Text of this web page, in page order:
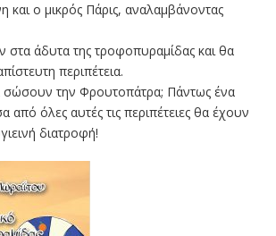
και ο μικρός Πάρις, αναλαμβάνοντας
στα άδυτα της τροφοπυραμίδας και θα
περιπέτεια.
την Φρουτοπάτρα; Πάντως ένα
από όλες αυτές τις περιπέτειες θα έχουν
διατροφή!